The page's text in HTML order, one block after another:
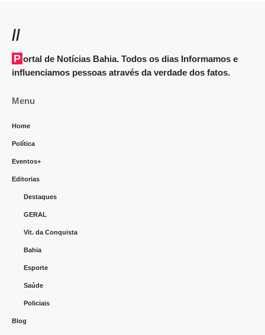
//
Portal de Notícias Bahia. Todos os dias Informamos e
influenciamos pessoas através da verdade dos fatos.
Menu
Home
Política
Eventos+
Editorias
Destaques
GERAL
Vit. da Conquista
Bahia
Esporte
Saúde
Policiais
Blog